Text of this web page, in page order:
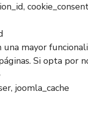
una mayor
Si opta por
joomla_cache